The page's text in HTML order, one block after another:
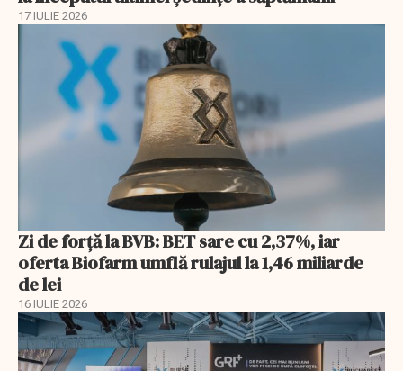
17 IULIE 2026
Zi de forță la BVB: BET sare cu 2,37%, iar
oferta Biofarm umflă rulajul la 1,46 miliarde
de lei
16 IULIE 2026